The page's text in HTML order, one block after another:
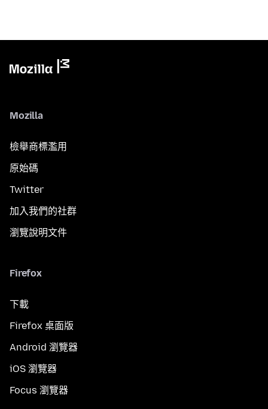
Mozilla
檢舉商標濫用
原始碼
Twitter
加入我們的社群
瀏覽說明文件
Firefox
下載
Firefox 桌面版
Android 瀏覽器
iOS 瀏覽器
Focus 瀏覽器